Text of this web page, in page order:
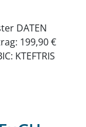
DATEN
199,90 €
KTEFTRIS